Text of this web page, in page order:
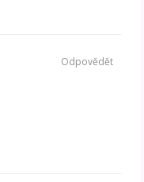
Odpovědět